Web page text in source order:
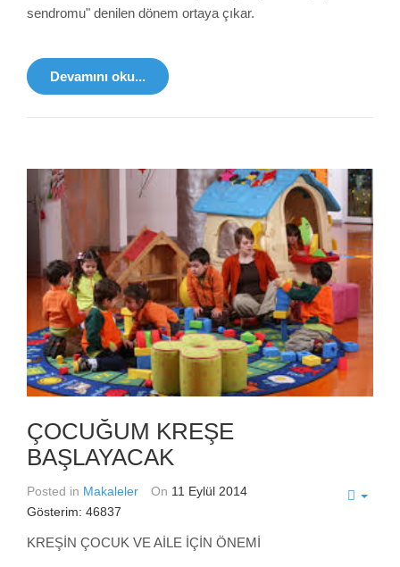
sendromu" denilen dönem ortaya çıkar.
Devamını oku...
ÇOCUĞUM KREŞE
BAŞLAYACAK
Posted in Makaleler On 11 Eylül 2014
Gösterim: 46837
KREŞİN ÇOCUK VE AİLE İÇİN ÖNEMİ